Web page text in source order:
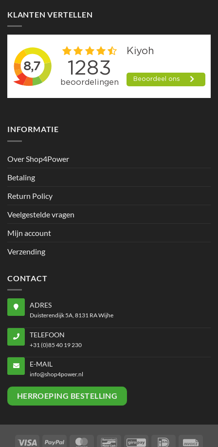
variaties.
gekozen
worden
op
KLANTEN VERTELLEN
INFORMATIE
Over Shop4Power
Betaling
Return Policy
Veelgestelde vragen
Mijn account
Verzending
CONTACT
ADRES
Duisterendijk 5A, 8131 RA Wijhe
TELEFOON
+31 (0)85 40 19 230
E-MAIL
info@shop4power.nl
HERROEPING BESTELLING
Visa PayPal MasterCardBancontactGiroPay IDeal